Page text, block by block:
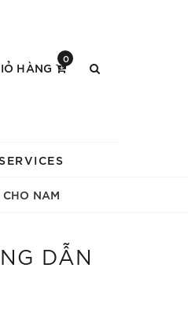
HÀNG
0
NAM
DẪN